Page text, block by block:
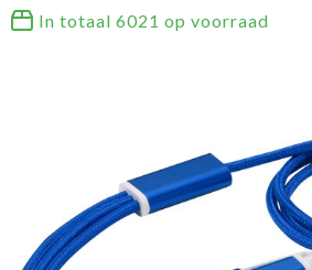
In totaal 6021 op voorraad